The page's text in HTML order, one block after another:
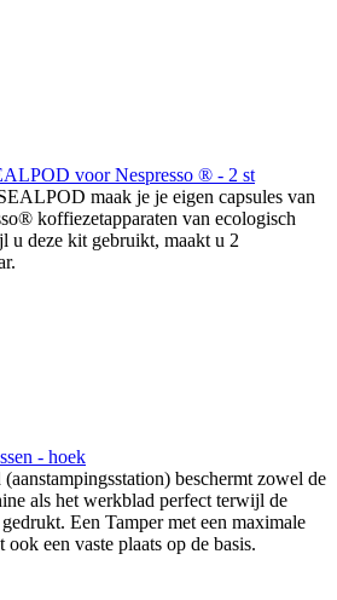
voor Nespresso ® - 2 st
maak je je eigen capsules van
koffiezetapparaten van ecologisch
u deze kit gebruikt, maakt u 2
- hoek
beschermt zowel de
als het werkblad perfect terwijl de
Een Tamper met een maximale
een vaste plaats op de basis.